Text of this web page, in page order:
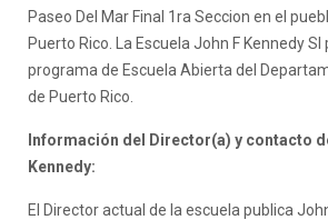
Paseo Del Mar Final 1ra Seccion en el
Puerto Rico. La Escuela John F Kennedy SI
programa de Escuela Abierta del
de Puerto Rico.
Información del Director(a) y contacto
Kennedy:
El Director actual de la escuela publica